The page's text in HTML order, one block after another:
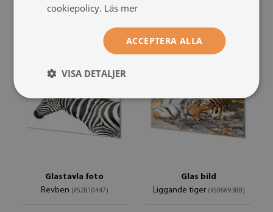
949 SEK
Glastavla foto
Revben (#52810447)
Glas bild
Liggande tiger (#50669388)
cookiepolicy. Läs mer
ACCEPTERA ALLA
VISA DETALJER